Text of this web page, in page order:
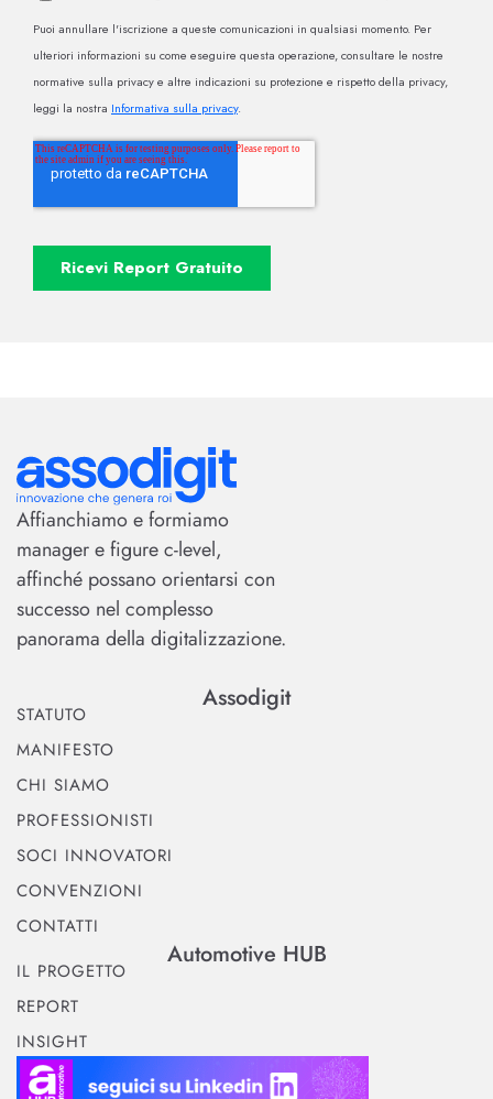
Affianchiamo e formiamo
manager e figure c-level,
affinché possano orientarsi con
successo nel complesso
panorama della digitalizzazione.
Assodigit
STATUTO
MANIFESTO
CHI SIAMO
PROFESSIONISTI
SOCI INNOVATORI
CONVENZIONI
CONTATTI
Automotive HUB
IL PROGETTO
REPORT
INSIGHT